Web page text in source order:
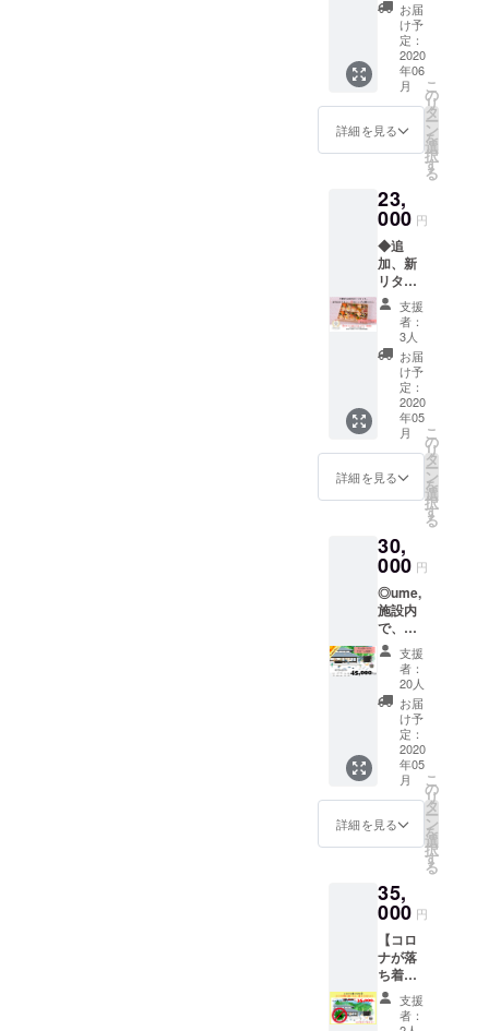
きませ
ん。
※「宿泊
だけ事
前決
済、カ
けチ
ケット
といっ
たよう
に、事
前決済
とume,
チケッ
トの併
用は可
能で
す。 ※
お部屋
の料金
は、季
節によ
り変動
しま
す。 ※
宿泊料
金の目
宿泊（2
食付
き）の
場合：
合計6～
8万円、
4名宿泊
（2食付
き）の
場合、9
～10万
円とな
りま
す。 詳
しいお
値段
は、ご
予約の
際にHP
は予約
サイト
よりご
確認く
ださ
い。
(https://
www.u
me-
デンウ
イーク
のおで
かけに
どう
ぞ！ ※
体験、
カ
入等で
使うこ
とがで
きま
す。 ※
チケッ
トはお
釣りを
お渡し
するこ
とがで
きませ
ん。端
数につ
きまし
金でご
精算く
宿泊を
事前決
済で予
約され
た場
合、チ
ケット
での換
金はで
きませ
ん。
※「宿泊
だけ事
前決
済、カ
けチ
ケット
といっ
たよう
に、事
前決済
とume,
チケッ
トの併
用は可
能で
大和茶
をセッ
トし、
15,000
円分の
商品
を、
たしま
す！
（配送
可能日
は2020
年5月以
降にな
りま
す。ご
希望日
を備考
欄にご
記入く
ださ
い）
か…と
気に
なっ
て、な
かなか
自由に
おでか
けでき
に、少
しでも
ゆっく
りと、
まわり
を気に
せずく
つろぐ
時間を
もって
ほし
い。そ
う、強
く願っ
ており
ます。
本業の
障がい
者施設
からの
受け入
れは積
極的に
行って
きてお
り、心
構え、
ある程
度の知
識はご
ざいま
す。安
て、お
越しく
設の特
性上、
使いづ
らい点
なども
あるか
もしれ
ません
里山の
美しい
空気
と、
ゆった
りとし
た時間
は、い
ま現在
と、本
当はい
つもそ
ばにあ
る自
然、こ
れから
の未来
につい
てゆっ
くりと
考えら
れる時
間をご
提供で
きると
思って
人の環
境・価
値観
が、大
きく変
わって
いって
いるこ
の状
況。
ume,へ
お越し
いただ
き、大
きな自
然とと
もに、
をお過
ごしく
ださい
☽
◎ume,
施設内
で、ど
んな内
お届
け予
定：
2020
年06
月
詳細を見る
こ
の
リ
タ
ー
ン
を
選
択
す
る
23,
000 円
◆追
加、新
リター
ン◆ お
家の中
で、お
口の中
だけで
も春と
贅沢を
お届け
した
い！！
うめも
り本業
の寿司
カーか
ら本気
のリ
ターン
です！
日本ギ
フト大
賞最高
賞（47
都道府
県の1
位）を
獲得し
た＜う
めもり
＞の手
鞠わさ
贈答用
として
年間を
通して
一番人
気の
「贅沢
手鞠わ
支援
者：
3人
お届
け予
定：
2020
年05
月
詳細を見る
こ
の
リ
タ
ー
ン
を
選
択
す
る
30,
000 円
◎ume,
施設内
で、ど
んな内
容でも
使える
お得な
チケッ
トで
す！◎
宿泊割
引券に
するで
もよ
し、お
食事や
フェ、
施設内
で販売
してい
る野菜
や雑貨
の購入
など、
支援
者：
20人
お届
け予
定：
2020
年05
月
詳細を見る
こ
の
リ
タ
ー
ン
を
選
択
す
る
35,
000 円
【コロ
ナが落
ち着い
たら、
ぜひ来
てくだ
支援
者：